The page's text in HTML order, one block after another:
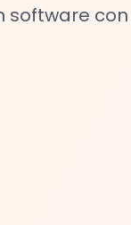
software con